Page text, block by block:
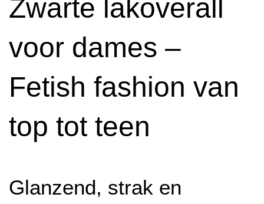
Zwarte lakoverall
voor dames –
Fetish fashion van
top tot teen
Glanzend, strak en